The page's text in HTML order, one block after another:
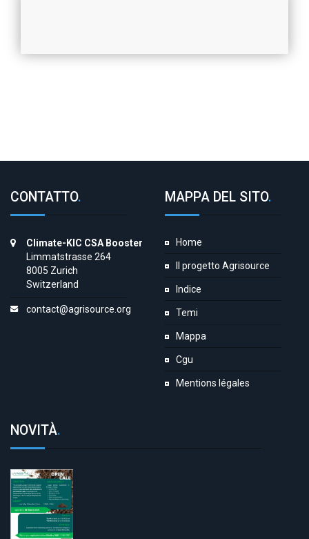
CONTATTO.
Climate-KIC CSA Booster
Limmatstrasse 264
8005 Zurich
Switzerland
contact@agrisource.org
MAPPA DEL SITO.
Home
Il progetto Agrisource
Indice
Temi
Mappa
Cgu
Mentions légales
NOVITÀ.